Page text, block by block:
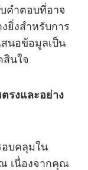
คำตอบที่อาจ
ยิ่งสำหรับการ
สนอข้อมูลเป็น
นใจ
รงและอย่าง
อบคลุมใน
เนื่องจากคุณ